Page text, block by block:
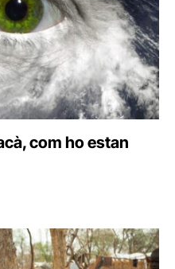
com ho estan